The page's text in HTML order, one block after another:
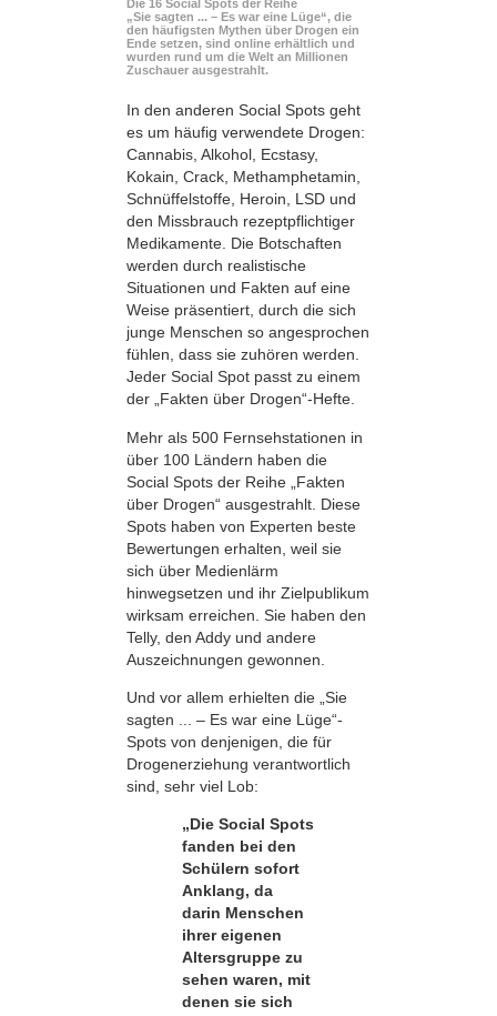
Die 16 Social Spots der Reihe
„Sie sagten ... – Es war eine Lüge“, die
den häufigsten Mythen über Drogen ein
Ende setzen, sind online erhältlich und
wurden rund um die Welt an Millionen
Zuschauer ausgestrahlt.
In den anderen Social Spots geht
es um häufig verwendete Drogen:
Cannabis, Alkohol, Ecstasy,
Kokain, Crack, Methamphetamin,
Schnüffelstoffe, Heroin, LSD und
den Missbrauch rezeptpflichtiger
Medikamente. Die Botschaften
werden durch realistische
Situationen und Fakten auf eine
Weise präsentiert, durch die sich
junge Menschen so angesprochen
fühlen, dass sie zuhören werden.
Jeder Social Spot passt zu einem
der „Fakten über Drogen“-Hefte.
Mehr als 500 Fernsehstationen in
über 100 Ländern haben die
Social Spots der Reihe „Fakten
über Drogen“ ausgestrahlt. Diese
Spots haben von Experten beste
Bewertungen erhalten, weil sie
sich über Medienlärm
hinwegsetzen und ihr Zielpublikum
wirksam erreichen. Sie haben den
Telly, den Addy und andere
Auszeichnungen gewonnen.
Und vor allem erhielten die „Sie
sagten ... – Es war eine Lüge“-
Spots von denjenigen, die für
Drogenerziehung verantwortlich
sind, sehr viel Lob:
„Die Social Spots
fanden bei den
Schülern sofort
Anklang, da
darin Menschen
ihrer eigenen
Altersgruppe zu
sehen waren, mit
denen sie sich